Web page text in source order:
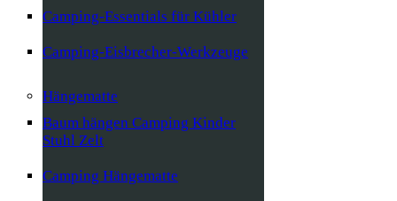
Camping-Essentials für Kühler
Camping-Eisbrecher-Werkzeuge
Hängematte
Baum hängen Camping Kinder
Stuhl Zelt
Camping Hängematte